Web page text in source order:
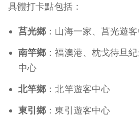
具體打卡點包括：
莒光鄉：山海一家、莒光遊
南竿鄉：福澳港、枕戈待旦
中心
北竿鄉：北竿遊客中心
東引鄉：東引遊客中心